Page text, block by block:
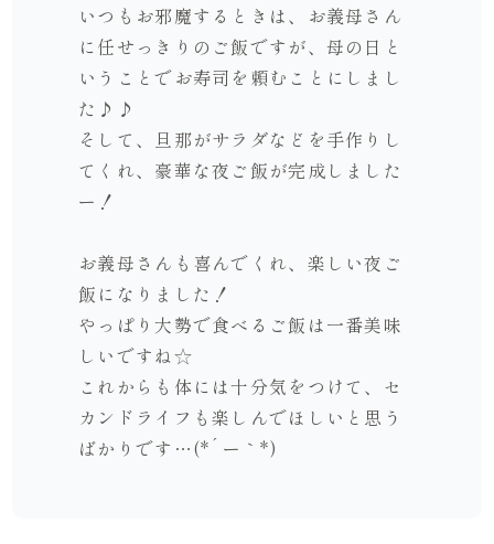
いつもお邪魔するときは、お義母さん
に任せっきりのご飯ですが、母の日と
いうことでお寿司を頼むことにしまし
た♪♪
そして、旦那がサラダなどを手作りし
てくれ、豪華な夜ご飯が完成しました
ー！
お義母さんも喜んでくれ、楽しい夜ご
飯になりました！
やっぱり大勢で食べるご飯は一番美味
しいですね☆
これからも体には十分気をつけて、セ
カンドライフも楽しんでほしいと思う
ばかりです…(*´ー｀*)